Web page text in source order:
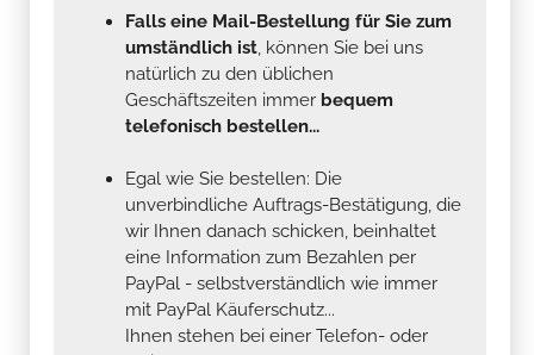
Falls eine Mail-Bestellung für Sie zum
umständlich ist, können Sie bei uns
natürlich zu den üblichen
Geschäftszeiten immer bequem
telefonisch bestellen...
Egal wie Sie bestellen: Die
unverbindliche Auftrags-Bestätigung, die
wir Ihnen danach schicken, beinhaltet
eine Information zum Bezahlen per
PayPal - selbstverständlich wie immer
mit PayPal Käuferschutz...
Ihnen stehen bei einer Telefon- oder